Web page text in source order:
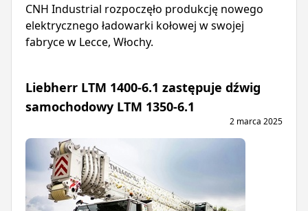
CNH Industrial rozpoczęło produkcję nowego
elektrycznego ładowarki kołowej w swojej
fabryce w Lecce, Włochy.
Liebherr LTM 1400-6.1 zastępuje dźwig
samochodowy LTM 1350-6.1
2 marca 2025